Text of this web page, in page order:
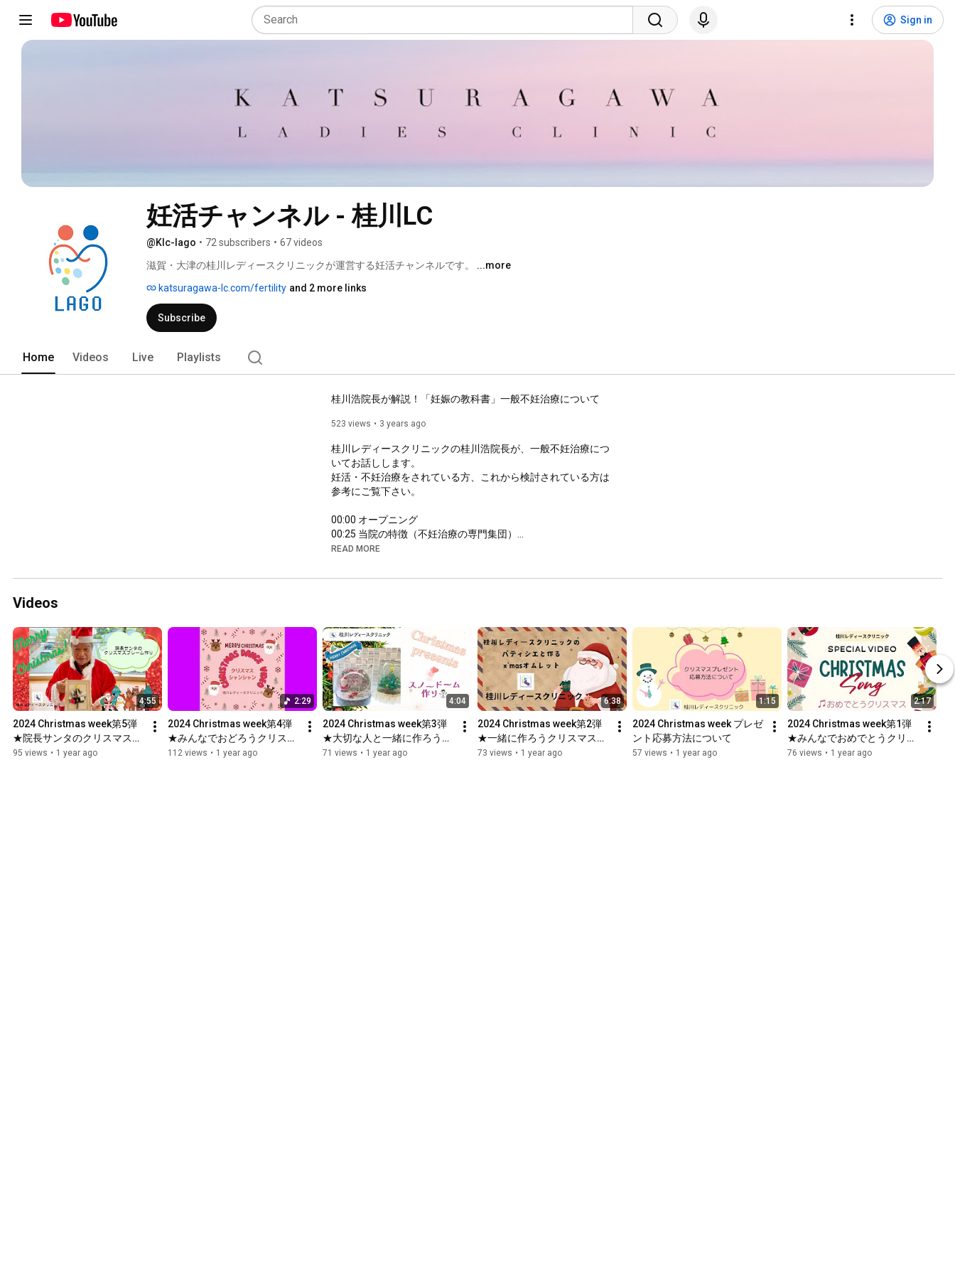
Sign in
妊活チャンネル - 桂川LC
@Klc-lago • 72 subscribers • 67 videos
滋賀・大津の桂川レディースクリニックが運営する妊活チャンネルです。 ...more
katsuragawa-lc.com/fertility and 2 more links
Subscribe
Home Videos Live Playlists
桂川浩院長が解説！「妊娠の教科書」一般不妊治療について
523 views 3 years ago
桂川レディースクリニックの桂川浩院長が、一般不妊治療につ
いてお話しします。
妊活・不妊治療をされている方、これから検討されている方は
参考にご覧下さい。
00:00
00:25
01:18
05:38
20:30
22:03 大切な2点と当院の特徴
さらに詳しい内容は当院までお問い合わせください。
桂川レディースクリニック
〒520-0834 滋賀県大津市御殿浜21-8
TEL：077-511-4135
READ MORE
Videos
4:55
2024 Christmas week第5弾
★院長サンタのクリスマスフ
レーム作り🎅
95 views • 1 year ago
2:29
2024 Christmas week第4弾
★みんなでおどろうクリスマ
スシャンシャン🎄
112 views • 1 year ago
4:04
2024 Christmas week第3弾
★大切な人と一緒に作ろうス
ノードーム⛄️
71 views • 1 year ago
6:38
2024 Christmas week第2弾
★一緒に作ろうクリスマスオ
ムレット🍰
73 views • 1 year ago
1:15
2024 Christmas week プレゼ
ント応募方法について
57 views • 1 year ago
2:17
2024 Christmas week第1弾
★みんなでおめでとうクリス
マス🌲
76 views • 1 year ago